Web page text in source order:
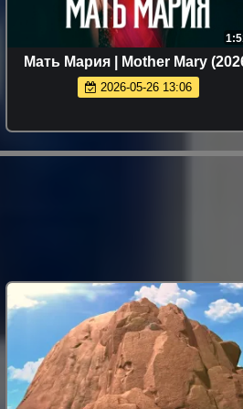
Мать Мария | Mother Mary
2026-05-26 13:06